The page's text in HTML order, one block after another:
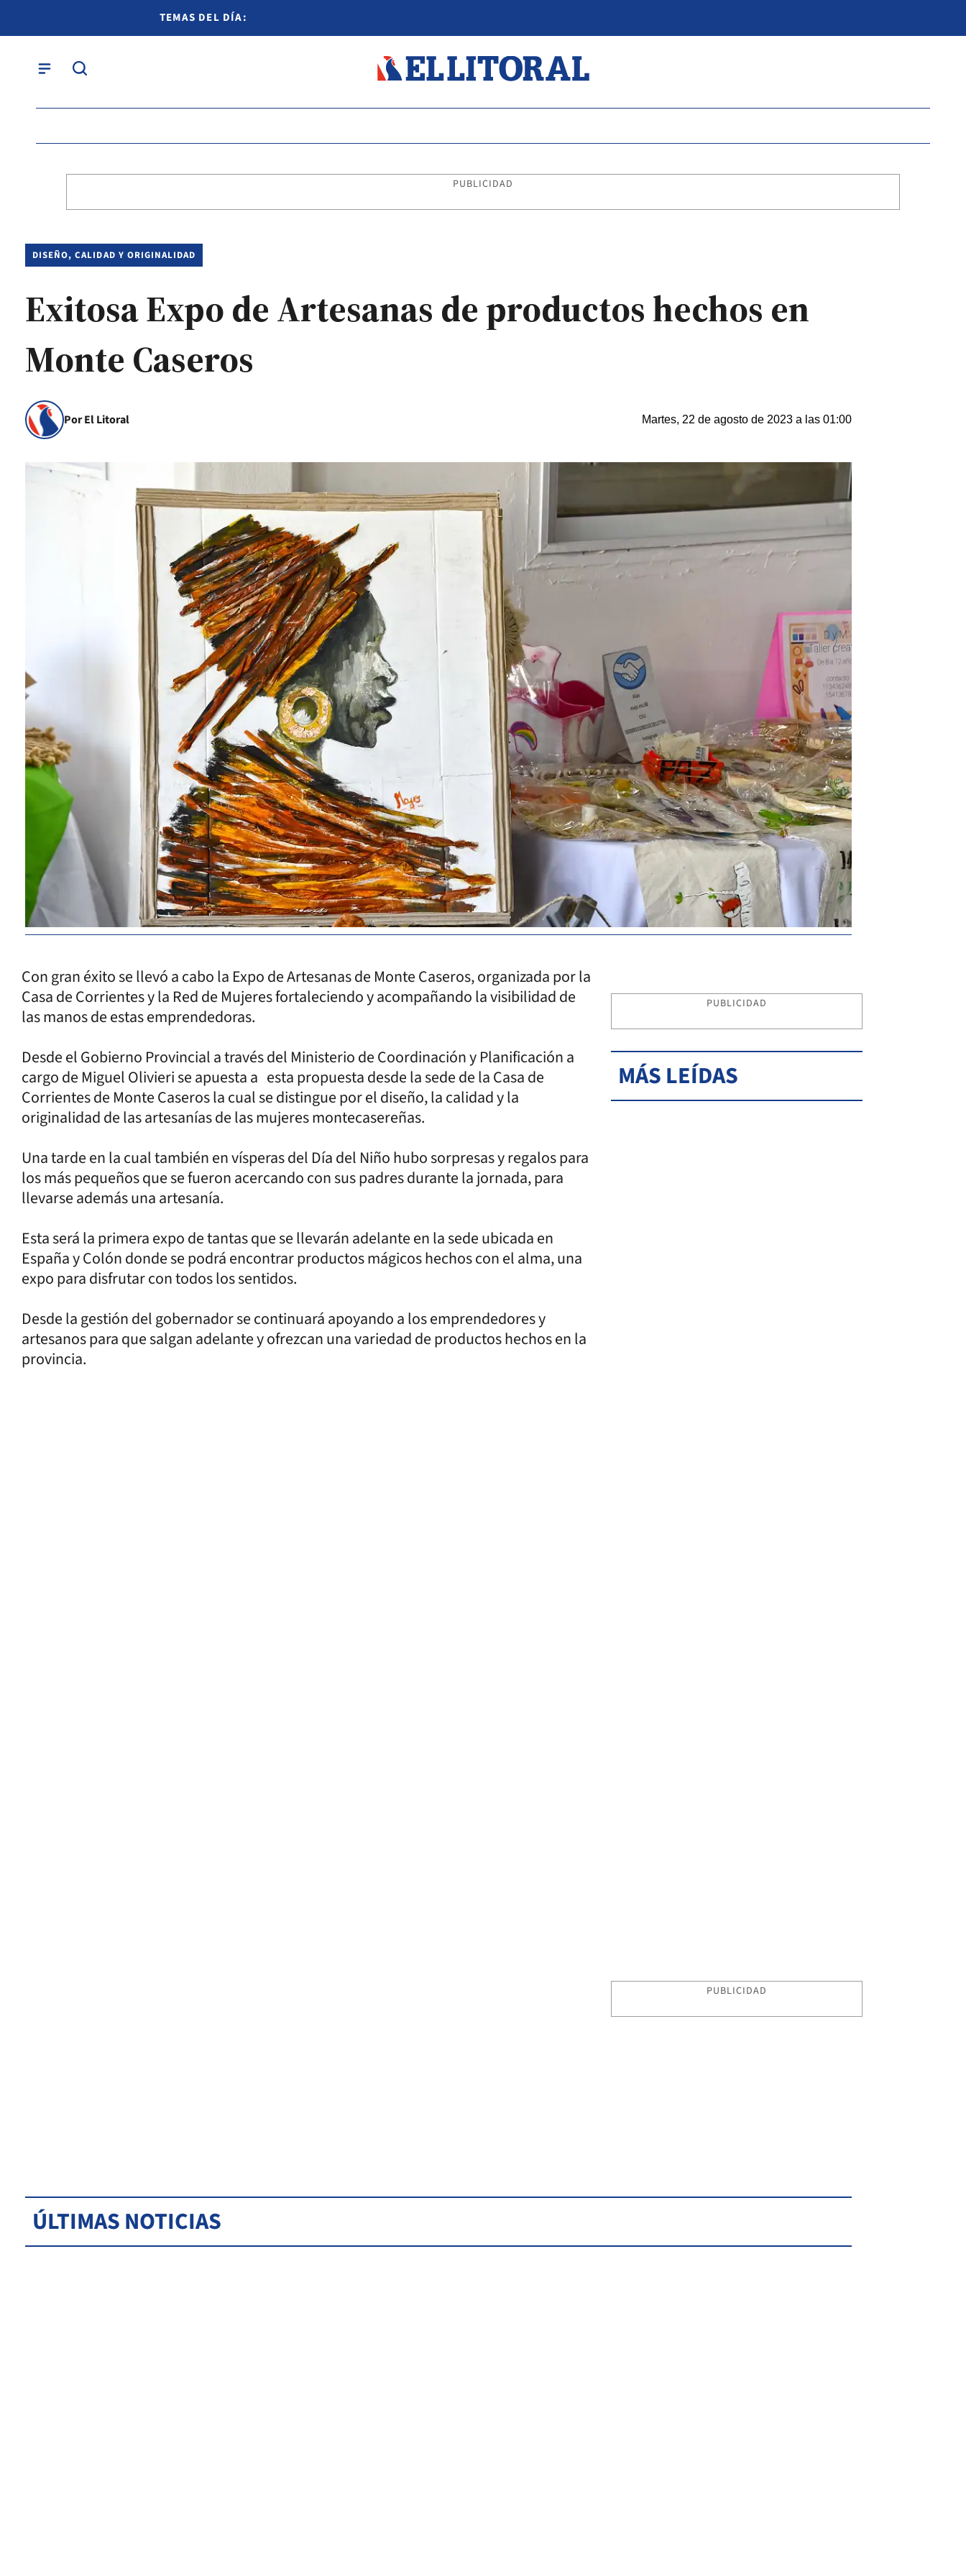
TEMAS DEL DÍA:
PUBLICIDAD
DISEÑO, CALIDAD Y ORIGINALIDAD
Exitosa Expo de Artesanas de productos hechos en
Monte Caseros
Por El Litoral Martes, 22 de agosto de 2023 a las 01:00
Con gran éxito se llevó a cabo la Expo de Artesanas de Monte Caseros, organizada por la
Casa de Corrientes y la Red de Mujeres fortaleciendo y acompañando la visibilidad de
las manos de estas emprendedoras.
Desde el Gobierno Provincial a través del Ministerio de Coordinación y Planificación a
cargo de Miguel Olivieri se apuesta a esta propuesta desde la sede de la Casa de
Corrientes de Monte Caseros la cual se distingue por el diseño, la calidad y la
originalidad de las artesanías de las mujeres montecasereñas.
Una tarde en la cual también en vísperas del Día del Niño hubo sorpresas y regalos para
los más pequeños que se fueron acercando con sus padres durante la jornada, para
llevarse además una artesanía.
Esta será la primera expo de tantas que se llevarán adelante en la sede ubicada en
España y Colón donde se podrá encontrar productos mágicos hechos con el alma, una
expo para disfrutar con todos los sentidos.
Desde la gestión del gobernador se continuará apoyando a los emprendedores y
artesanos para que salgan adelante y ofrezcan una variedad de productos hechos en la
provincia.
PUBLICIDAD
MÁS LEÍDAS
PUBLICIDAD
ÚLTIMAS NOTICIAS